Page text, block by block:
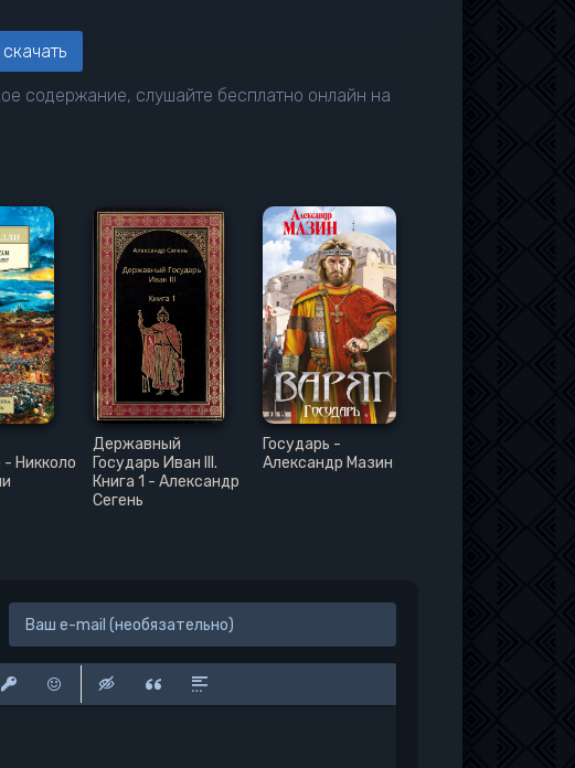
содержание, слушайте бесплатно онлайн на
- Никколо
Державный
Государь Иван III.
Книга 1 - Александр
Сегень
Государь -
Александр Мазин